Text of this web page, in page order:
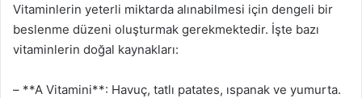
Vitaminlerin yeterli miktarda alınabilmesi için dengeli bir
beslenme düzeni oluşturmak gerekmektedir. İşte bazı
vitaminlerin doğal kaynakları:
– **A Vitamini**: Havuç, tatlı patates, ıspanak ve yumurta.